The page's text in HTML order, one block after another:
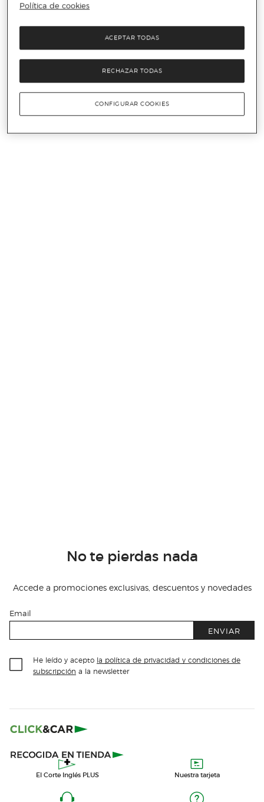
No te pierdas nada
Accede a promociones exclusivas, descuentos y novedades
Email
ENVIAR
He leído y acepto la política de privacidad y condiciones de
subscripción a la newsletter
El Corte Inglés PLUS Nuestra tarjeta
Política de cookies
RECHAZAR TODAS
ACEPTAR TODAS
CONFIGURAR COOKIES